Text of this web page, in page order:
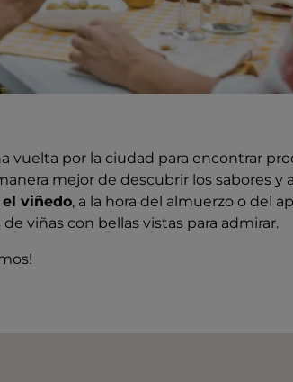
vuelta por la ciudad para encontrar
mejor de descubrir los sabores y
viñedo, a la hora del almuerzo o del
viñas con bellas vistas para admirar.